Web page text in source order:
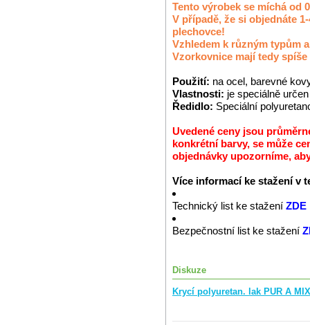
Tento výrobek se míchá od
V případě, že si objednáte
plechovce!
Vzhledem k různým typům
Vzorkovnice mají tedy
Použití: na ocel, barevné
Vlastnosti: je speciálně
Ředidlo: Speciální
Uvedené ceny jsou
konkrétní barvy, se může
objednávky upozorníme,
Více informací ke stažení v
Technický list ke stažení ZDE
Bezpečnostní list ke stažení
Diskuze
Krycí polyuretan. lak PUR A